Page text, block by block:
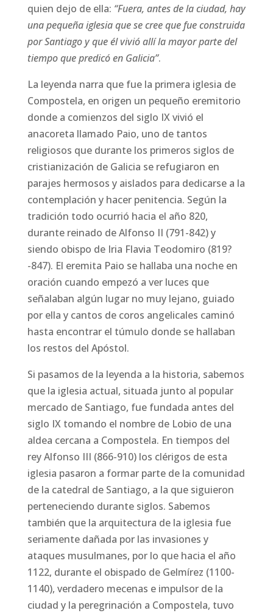
quien dejo de ella: “Fuera, antes de la ciudad, hay
una pequeña iglesia que se cree que fue construida
por Santiago y que él vivió allí la mayor parte del
tiempo que predicó en Galicia”.
La leyenda narra que fue la primera iglesia de
Compostela, en origen un pequeño eremitorio
donde a comienzos del siglo IX vivió el
anacoreta llamado Paio, uno de tantos
religiosos que durante los primeros siglos de
cristianización de Galicia se refugiaron en
parajes hermosos y aislados para dedicarse a la
contemplación y hacer penitencia. Según la
tradición todo ocurrió hacia el año 820,
durante reinado de Alfonso II (791-842) y
siendo obispo de Iria Flavia Teodomiro (819?
-847). El eremita Paio se hallaba una noche en
oración cuando empezó a ver luces que
señalaban algún lugar no muy lejano, guiado
por ella y cantos de coros angelicales caminó
hasta encontrar el túmulo donde se hallaban
los restos del Apóstol.
Si pasamos de la leyenda a la historia, sabemos
que la iglesia actual, situada junto al popular
mercado de Santiago, fue fundada antes del
siglo IX tomando el nombre de Lobio de una
aldea cercana a Compostela. En tiempos del
rey Alfonso III (866-910) los clérigos de esta
iglesia pasaron a formar parte de la comunidad
de la catedral de Santiago, a la que siguieron
perteneciendo durante siglos. Sabemos
también que la arquitectura de la iglesia fue
seriamente dañada por las invasiones y
ataques musulmanes, por lo que hacia el año
1122, durante el obispado de Gelmírez (1100-
1140), verdadero mecenas e impulsor de la
ciudad y la peregrinación a Compostela, tuvo